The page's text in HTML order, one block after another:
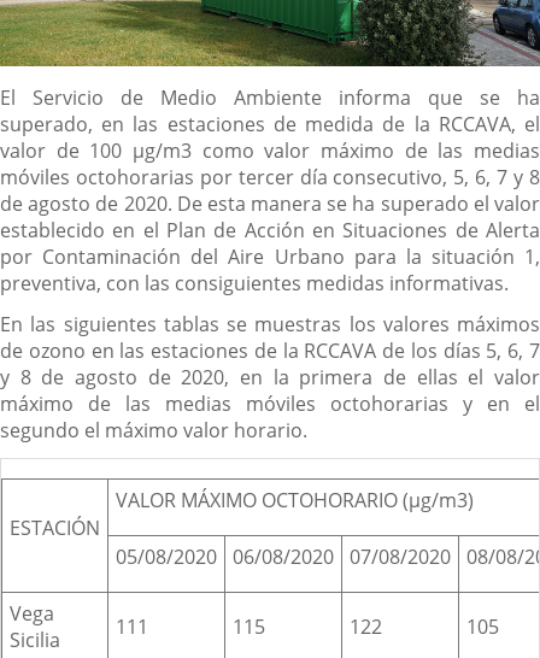
Descripción
El Servicio de Medio Ambiente informa que se ha
superado, en las estaciones de medida de la RCCAVA, el
valor de 100 µg/m3 como valor máximo de las medias
móviles octohorarias por tercer día consecutivo, 5, 6, 7 y 8
de agosto de 2020. De esta manera se ha superado el valor
establecido en el Plan de Acción en Situaciones de Alerta
por Contaminación del Aire Urbano para la situación 1,
preventiva, con las consiguientes medidas informativas.
En las siguientes tablas se muestras los valores máximos
de ozono en las estaciones de la RCCAVA de los días 5, 6, 7
y 8 de agosto de 2020, en la primera de ellas el valor
máximo de las medias móviles octohorarias y en el
segundo el máximo valor horario.
ESTACIÓN
VALOR MÁXIMO OCTOHORARIO (µg/m3)
05/08/2020 06/08/2020 07/08/2020 08/08/
Vega
Sicilia
111 115 122 105